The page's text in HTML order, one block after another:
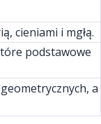
cieniami i mgłą.
podstawowe
a